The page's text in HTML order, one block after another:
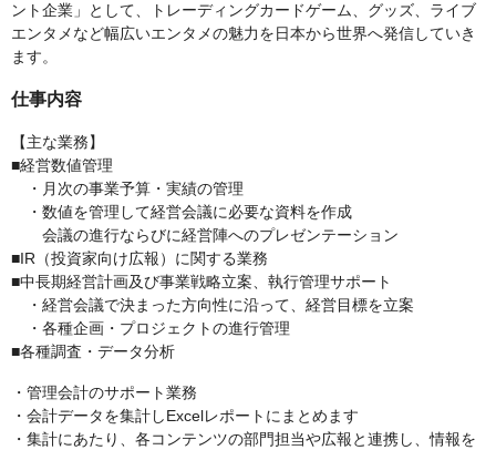
ント企業」として、トレーディングカードゲーム、グッズ、ライブ
エンタメなど幅広いエンタメの魅力を日本から世界へ発信していき
ます。
仕事内容
【主な業務】
■経営数値管理
・月次の事業予算・実績の管理
・数値を管理して経営会議に必要な資料を作成
会議の進行ならびに経営陣へのプレゼンテーション
■IR（投資家向け広報）に関する業務
■中長期経営計画及び事業戦略立案、執行管理サポート
・経営会議で決まった方向性に沿って、経営目標を立案
・各種企画・プロジェクトの進行管理
■各種調査・データ分析
・管理会計のサポート業務
・会計データを集計しExcelレポートにまとめます
・集計にあたり、各コンテンツの部門担当や広報と連携し、情報を